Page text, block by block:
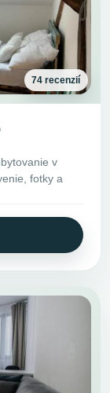
74 recenzií
v
fotky a